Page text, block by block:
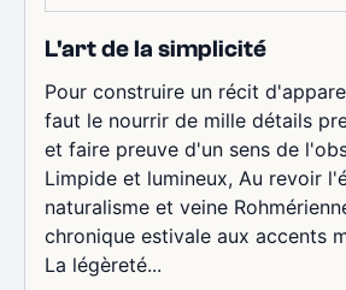
L'art de la simplicité
Pour construire un récit
faut le nourrir de mille détails
et faire preuve d'un sens de
Limpide et lumineux, Au revoir
naturalisme et veine
chronique estivale aux accents
La légèreté...